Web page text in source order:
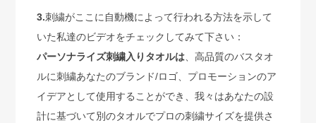
3.刺繍がここに自動機によって行われる方法を示して
いた私達のビデオをチェックしてみて下さい：
パーソナライズ刺繍入りタオルは、高品質のバスタオ
ルに刺繍あなたのブランド/ロゴ、プロモーションのア
イデアとして使用することができ、我々はあなたの設
計に基づいて別のタオルでプロの刺繍サイズを提供さ